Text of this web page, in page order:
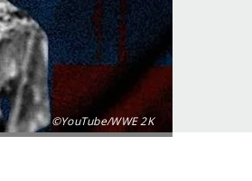
©YouTube/WWE 2K